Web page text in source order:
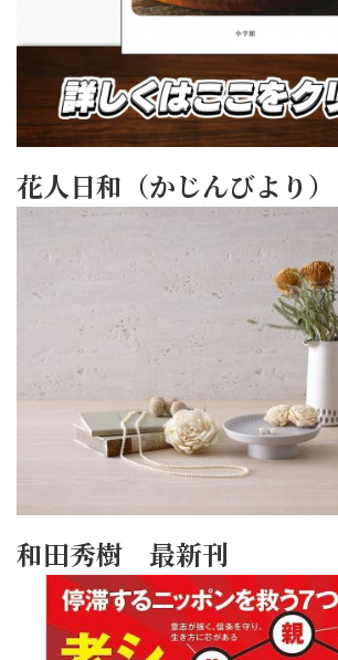
花人日和（かじんびより）
和田秀樹 最新刊